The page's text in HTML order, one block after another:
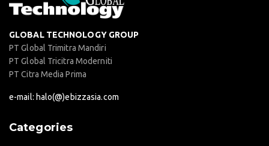
GLOBAL TECHNOLOGY GROUP
PT Global Trimitra Mandiri
PT Global Tricitra Moderniti
PT Citra Media Prima
e-mail: halo(@)ebizzasia.com
Categories